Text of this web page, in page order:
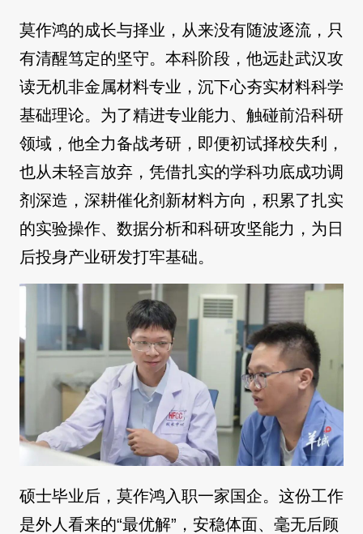
莫作鸿的成长与择业，从来没有随波逐流，只
有清醒笃定的坚守。本科阶段，他远赴武汉攻
读无机非金属材料专业，沉下心夯实材料科学
基础理论。为了精进专业能力、触碰前沿科研
领域，他全力备战考研，即便初试择校失利，
也从未轻言放弃，凭借扎实的学科功底成功调
剂深造，深耕催化剂新材料方向，积累了扎实
的实验操作、数据分析和科研攻坚能力，为日
后投身产业研发打牢基础。
硕士毕业后，莫作鸿入职一家国企。这份工作
是外人看来的“最优解”，安稳体面、毫无后顾